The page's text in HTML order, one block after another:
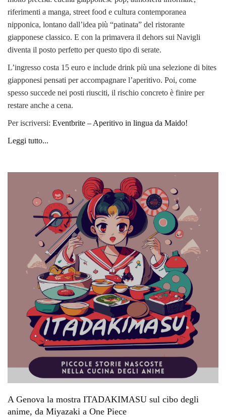
riferimenti a manga, street food e cultura contemporanea
nipponica, lontano dall’idea più “patinata” del ristorante
giapponese classico. E con la primavera il dehors sui Navigli
diventa il posto perfetto per questo tipo di serate.
L’ingresso costa 15 euro e include drink più una selezione di bites
giapponesi pensati per accompagnare l’aperitivo. Poi, come
spesso succede nei posti riusciti, il rischio concreto è finire per
restare anche a cena.
Per iscriversi: Eventbrite – Aperitivo in lingua da Maido!
Leggi tutto...
A Genova la mostra ITADAKIMASU sul cibo degli
anime, da Miyazaki a One Piece